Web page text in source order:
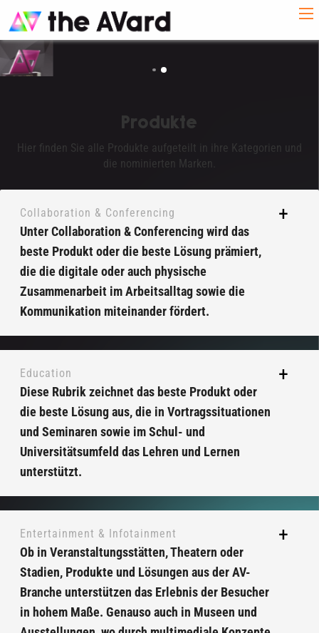
Produkte
Hier finden Sie alle Produkte aufgeteilt in ihre Kategorien und
die nominierten Marken.
Collaboration & Conferencing
Unter Collaboration & Conferencing wird das
beste Produkt oder die beste Lösung prämiert,
die die digitale oder auch physische
Zusammenarbeit im Arbeitsalltag sowie die
Kommunikation miteinander fördert.
Education
Diese Rubrik zeichnet das beste Produkt oder
die beste Lösung aus, die in Vortragssituationen
und Seminaren sowie im Schul- und
Universitätsumfeld das Lehren und Lernen
unterstützt.
Entertainment & Infotainment
Ob in Veranstaltungsstätten, Theatern oder
Stadien, Produkte und Lösungen aus der AV-
Branche unterstützen das Erlebnis der Besucher
in hohem Maße. Genauso auch in Museen und
Ausstellungen, wo durch multimediale Konzepte